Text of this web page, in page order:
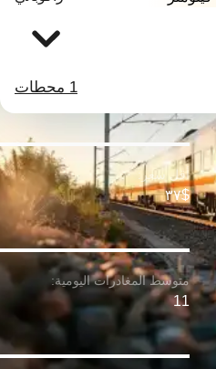
1 محطات
$٣٧
11